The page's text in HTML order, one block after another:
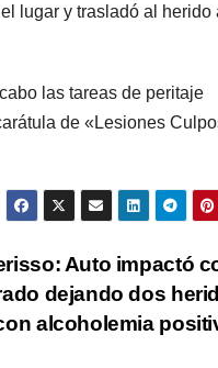
lugar y trasladó al herido
las tareas de peritaje
de «Lesiones
Auto impactó
dejando dos
alcoholemia